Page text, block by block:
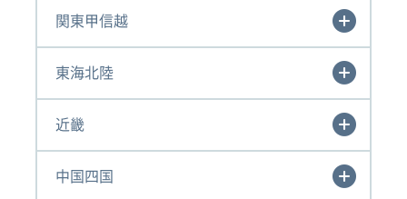
関東甲信越
東海北陸
近畿
中国四国